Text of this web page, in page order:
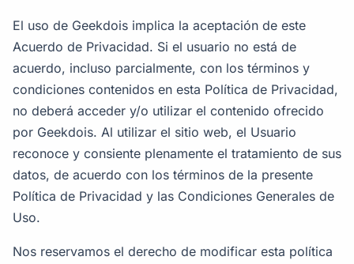
El uso de Geekdois implica la aceptación de este
Acuerdo de Privacidad. Si el usuario no está de
acuerdo, incluso parcialmente, con los términos y
condiciones contenidos en esta Política de Privacidad,
no deberá acceder y/o utilizar el contenido ofrecido
por Geekdois. Al utilizar el sitio web, el Usuario
reconoce y consiente plenamente el tratamiento de sus
datos, de acuerdo con los términos de la presente
Política de Privacidad y las Condiciones Generales de
Uso.
Nos reservamos el derecho de modificar esta política